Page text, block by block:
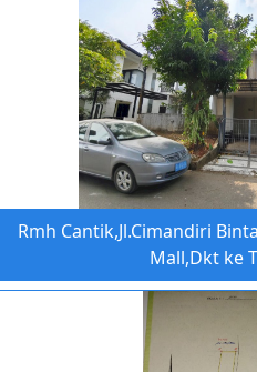
Rmh Cantik,Jl.Cimandiri
Mall,Dkt ke